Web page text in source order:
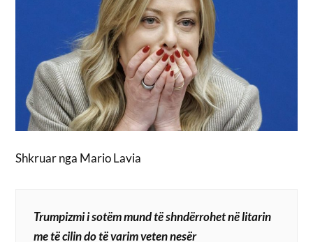
Shkruar nga Mario Lavia
Trumpizmi i sotëm mund të shndërrohet në litarin
me të cilin do të varim veten nesër